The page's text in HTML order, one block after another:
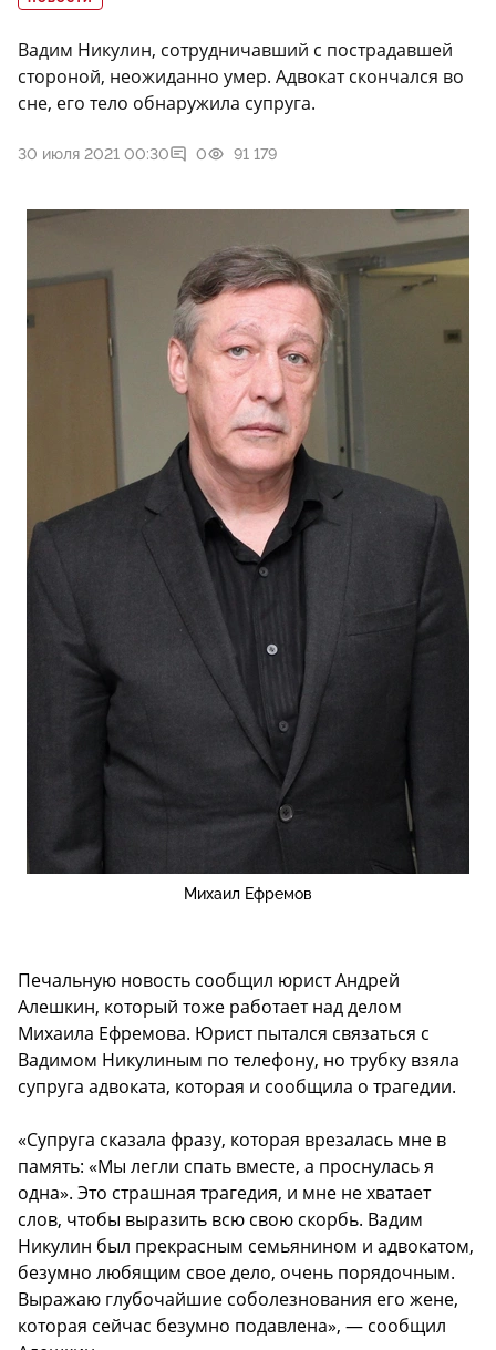
Вадим Никулин, сотрудничавший с пострадавшей
стороной, неожиданно умер. Адвокат скончался во
сне, его тело обнаружила супруга.
30 июля 2021 00:30 0 91 179
Михаил Ефремов
Печальную новость сообщил юрист Андрей
Алешкин, который тоже работает над делом
Михаила Ефремова. Юрист пытался связаться с
Вадимом Никулиным по телефону, но трубку взяла
супруга адвоката, которая и сообщила о трагедии.
«Супруга сказала фразу, которая врезалась мне в
память: «Мы легли спать вместе, а проснулась я
одна». Это страшная трагедия, и мне не хватает
слов, чтобы выразить всю свою скорбь. Вадим
Никулин был прекрасным семьянином и адвокатом,
безумно любящим свое дело, очень порядочным.
Выражаю глубочайшие соболезнования его жене,
которая сейчас безумно подавлена», — сообщил